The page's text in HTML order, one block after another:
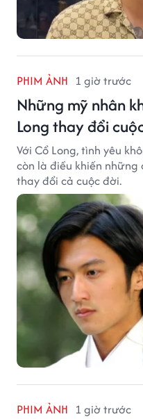
PHIM ẢNH 1 giờ trước
Những mỹ nhân
Long thay đổi
Với Cổ Long, tình yêu
còn là điều khiến
thay đổi cả cuộc đời.
PHIM ẢNH 1 giờ trước